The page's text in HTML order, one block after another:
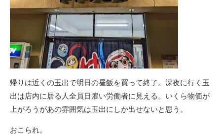
帰りは近くの玉出で明日の昼飯を買って終了。深夜に行く玉
出は店内に居る人全員日雇い労働者に見える。いくら物価が
上がろうがあの雰囲気は玉出にしか出せないと思う。
おこられ。